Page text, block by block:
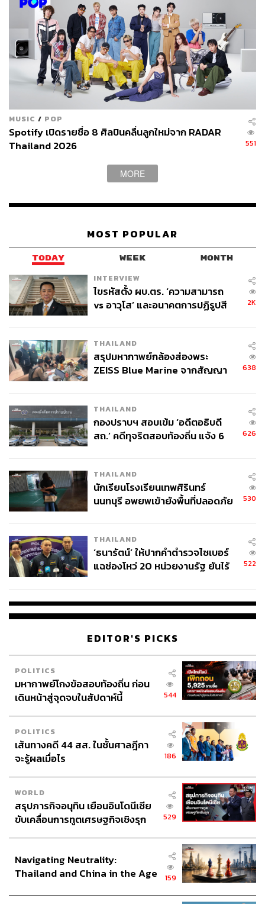
At Home Festival 2 by Fungjai
ไลฟ์แสดงดนตรีจาก 8 ศิลปินที่จะเปลี่ยนบ้านคุณให้
กลายเป็นเทศกาลดนตรี พร้อมให้คุณสนับสนุนศิลปินที่คุณรัก
ด้วยการสแกน QR Code ผ่านทางหน้าจอได้ง่ายๆ เงิน
สนับสนุนจะส่งตรงถึงศิลปินโดยไม่หักค่าใช้จ่ายใดๆ ทั้งสิ้น
When:25 เมษายน 2563 เวลา 13.00 น.
Where:https://www.facebook.com/hellofungjai/
ยกเทศกาลดนตรีจากบ้านศิลปินไปอยู่ที่บ้านคุณ และ
ช่วยสนับสนุนศิลปินที่คุณรัก
Fruitfull’s Lockdown Series: Re-eating Thai Food with
Bo.lan
What:Virtual Chef’s Table จาก Fruitfull ที่คุณสามารถจองที่
ส่งถึงบ้านคุณ พร้อมลิงก์ให้คุณเปิดเข้าไปในไลฟ์สตรีม และ
เริ่มรับประทานอาหารพร้อมๆ กัน สำหรับวันศุกร์นี้จะเป็นคิว
ของ เชฟโบ-ดวงพร ทรงวิศวะ และเชฟดีแลน โจนส์ จากร้าน
When:24 เมษายน 2563 เวลา 19.00 น.
Where:https://www.ticketmelon.com/fruitfull/bolan
Why:ลองสัมผัสประสบการณ์ใหม่ๆ ของการจัด Chef’s
Table แบบออนไลน์
ภาพ: ททท.
เที่ยวทั่วไทยไปกับ Virtual Tours จาก ททท.
What:3D Virtual Tours เที่ยวออนไลน์ไปกับ ททท. ที่จะพา
Where:https://thai.tourismthailand.org/Articles/ประสบการ
ณ์ท่องเที่ยวเสมือนจริง
Why:สัมผัสบรรยากาศและกลิ่นอายประสบการณ์เสมือนจริง
ผ่าน 3D Virtual Tours เพื่อให้หายคิดถึงการท่องเที่ยว
MUSIC / POP
Spotify เปิดรายชื่อ 8 ศิลปินคลื่นลูกใหม่จาก RADAR
Thailand 2026
551
MORE
MOST POPULAR
TODAY WEEK MONTH
INTERVIEW
ไขรหัสตั้ง ผบ.ตร. ‘ความสามารถ
vs อาวุโส’ และอนาคตการปฏิรูปสี
2K
THAILAND
สรุปมหากาพย์กล้องส่องพระ
ZEISS Blue Marine จากสัญญา
จ่ายหนี้-แอบระบุแบรนด์
638
THAILAND
กองปราบฯ สอบเข้ม ‘อดีตอธิบดี
สถ.’ คดีทุจริตสอบท้องถิ่น แจ้ง 6
626
THAILAND
นักเรียนโรงเรียนเทพศิรินทร์
นนทบุรี อพยพเข้ายังพื้นที่ปลอดภัย
530
THAILAND
‘ธนารัตน์’ ให้ปากคำตำรวจไซเบอร์
แฉช่องโหว่ 20 หน่วยงานรัฐ ยันไร้
522
EDITOR'S PICKS
POLITICS
มหากาพย์โกงข้อสอบท้องถิ่น ก่อน
เดินหน้าสู่จุดจบในสัปดาห์นี้
544
POLITICS
เส้นทางคดี 44 สส. ในชั้นศาลฎีกา
จะรู้ผลเมื่อไร
186
WORLD
สรุปภารกิจอนุทิน เยือนอินโดนีเซีย
ขับเคลื่อนการทูตเศรษฐกิจเชิงรุก
529
Navigating Neutrality:
Thailand and China in the Age
159